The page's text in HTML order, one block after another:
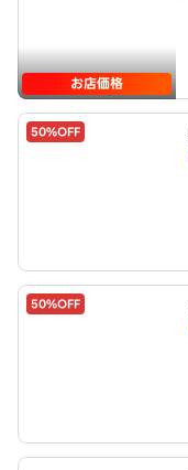
お店価格
50%OFF
50%OFF